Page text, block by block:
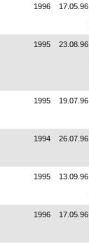
1996 17.05.96
1995 23.08.96
1995 19.07.96
1994 26.07.96
1995 13.09.96
1996 17.05.96